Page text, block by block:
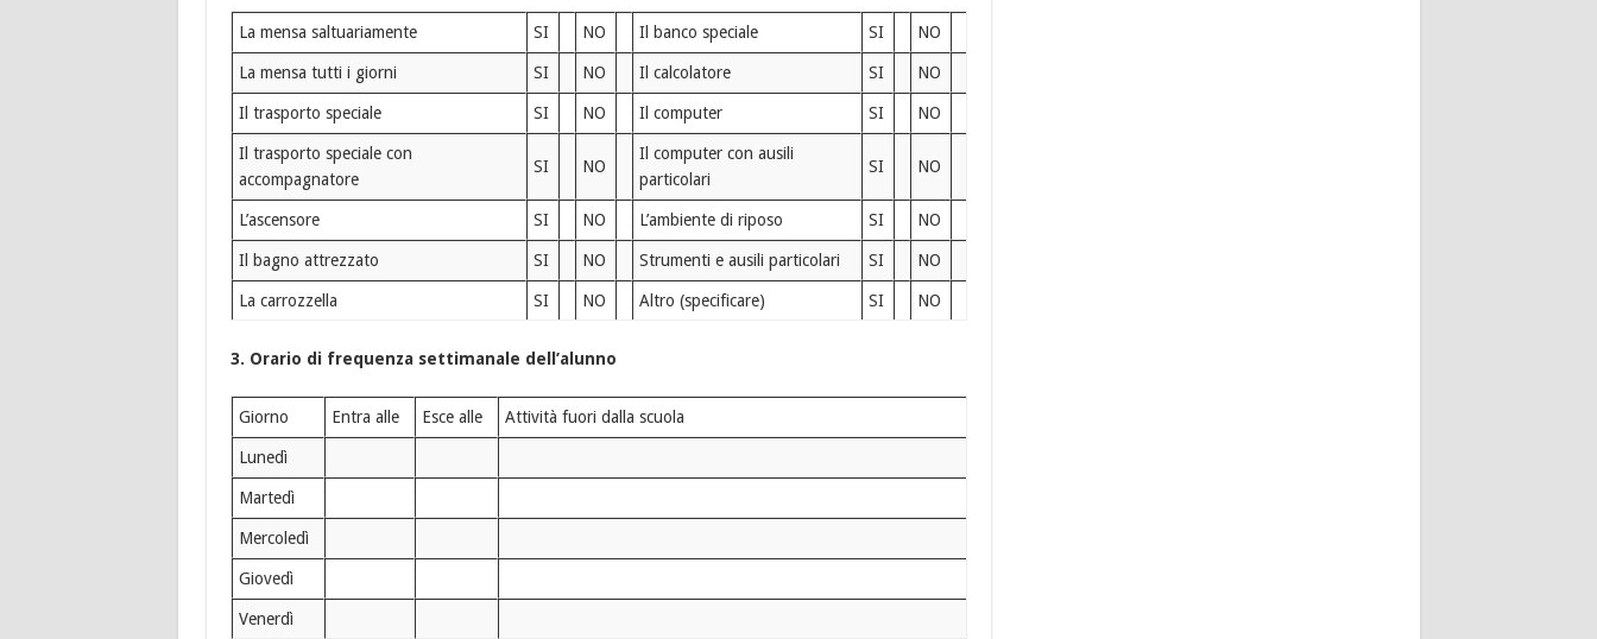
La mensa saltuariamente SI NO Il banco speciale SI NO
La mensa tutti i giorni SI NO Il calcolatore SI NO
Il trasporto speciale SI NO Il computer SI NO
Il trasporto speciale con
accompagnatore
SI NO
Il computer con ausili
particolari
SI NO
L’ascensore SI NO L’ambiente di riposo SI NO
Il bagno attrezzato SI NO Strumenti e ausili particolari SI NO
La carrozzella SI NO Altro (specificare) SI NO
3. Orario di frequenza settimanale dell’alunno
Giorno Entra alle Esce alle Attività fuori dalla scuola
Lunedì
Martedì
Mercoledì
Giovedì
Venerdì